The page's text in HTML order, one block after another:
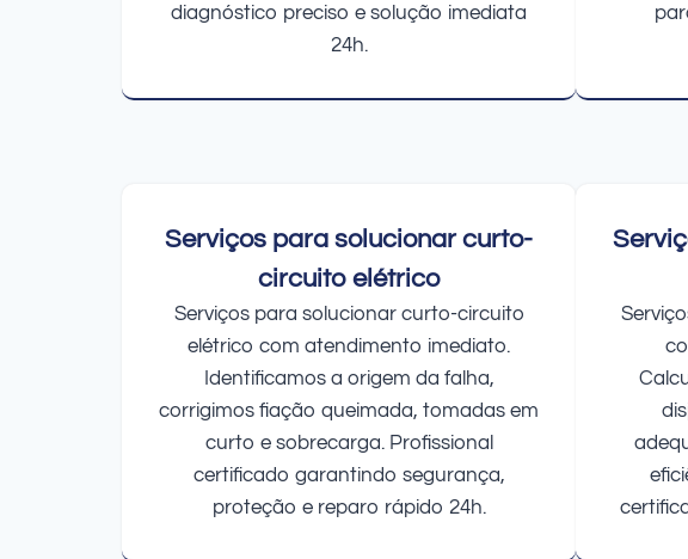
diagnóstico preciso e solução imediata
24h.
Serviços para solucionar curto-
circuito elétrico
Serviços para solucionar curto-circuito
elétrico com atendimento imediato.
Identificamos a origem da falha,
corrigimos fiação queimada, tomadas em
curto e sobrecarga. Profissional
certificado garantindo segurança,
proteção e reparo rápido 24h.